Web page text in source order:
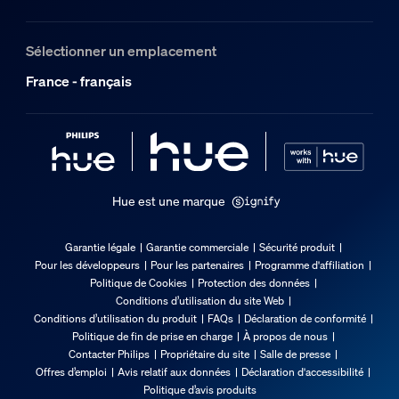
Sélectionner un emplacement
France - français
Hue est une marque
Garantie légale Garantie commerciale
Sécurité produit
Pour les développeurs
Pour les partenaires
Programme d'affiliation
Politique de Cookies
Protection des données
Conditions d’utilisation du site Web
Conditions d’utilisation du produit
FAQs
Déclaration de conformité
Politique de fin de prise en charge
À propos de nous
Contacter Philips
Propriétaire du site
Salle de presse
Offres d’emploi
Avis relatif aux données
Déclaration d'accessibilité
Politique d’avis produits